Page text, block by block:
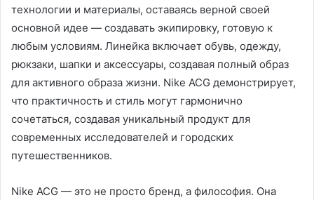
технологии и материалы, оставаясь верной своей
основной идее — создавать экипировку, готовую к
любым условиям. Линейка включает обувь, одежду,
рюкзаки, шапки и аксессуары, создавая полный образ
для активного образа жизни. Nike ACG демонстрирует,
что практичность и стиль могут гармонично
сочетаться, создавая уникальный продукт для
современных исследователей и городских
путешественников.
Nike ACG — это не просто бренд, а философия. Она